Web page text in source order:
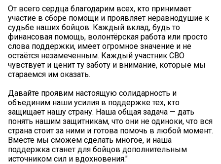
От всего сердца благодарим всех, кто принимает
участие в сборе помощи и проявляет неравнодушие к
судьбе наших бойцов. Каждый вклад, будь то
финансовая помощь, волонтёрская работа или просто
слова поддержки, имеет огромное значение и не
остаётся незамеченным. Каждый участник СВО
чувствует и ценит ту заботу и внимание, которые мы
стараемся им оказать.
Давайте проявим настоящую солидарность и
объединим наши усилия в поддержке тех, кто
защищает нашу страну. Наша общая задача — дать
понять нашим защитникам, что они не одиноки, что вся
страна стоит за ними и готова помочь в любой момент.
Вместе мы сможем сделать многое, и наша
поддержка станет для бойцов дополнительным
источником сил и вдохновения."